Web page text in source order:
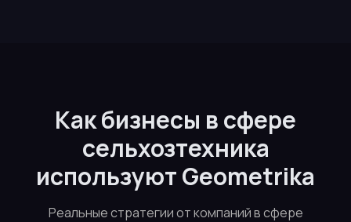
Как бизнесы в сфере
сельхозтехника
используют Geometrika
Реальные стратегии от компаний в сфере